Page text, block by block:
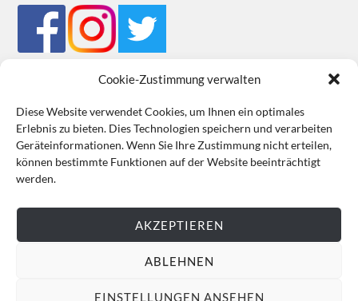
Cookie-Zustimmung verwalten
Diese Website verwendet Cookies, um Ihnen ein optimales
Erlebnis zu bieten. Dies Technologien speichern und verarbeiten
Geräteinformationen. Wenn Sie Ihre Zustimmung nicht erteilen,
können bestimmte Funktionen auf der Website beeinträchtigt
werden.
AKZEPTIEREN
ABLEHNEN
EINSTELLUNGEN ANSEHEN
Mein Bestellkonto Kundeninformationen Datenschutz
Cookie-Richtlinie (EU) Impressum
VERTRAG WIDERRUFEN